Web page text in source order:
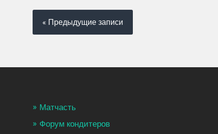
« Предыдущие записи
Матчасть
Форум кондитеров